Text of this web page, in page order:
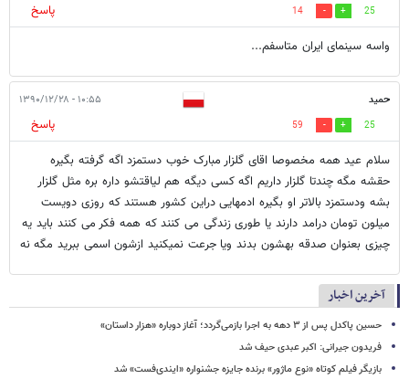
25
14
پاسخ
واسه سینمای ایران متاسفم...
حمید ۱۰:۵۵ - ۱۳۹۰/۱۲/۲۸
25
59
پاسخ
سلام عید همه مخصوصا اقای گلزار مبارک خوب دستمزد اگه گرفته بگیره
حقشه مگه چندتا گلزار داریم اگه کسی دیگه هم لیاقتشو داره بره مثل گلزار
بشه ودستمزد بالاتر او بگیره ادمهایی دراین کشور هستند که روزی دویست
میلون تومان درامد دارند یا طوری زندگی می کنند که همه فکر می کنند باید یه
چیزی بعنوان صدقه بهشون بدند ویا جرعت نمیکنید ازشون اسمی ببرید مگه نه
آخرین اخبار
حسین پاکدل پس از ۳ دهه به اجرا بازمی‌گردد؛ آغاز دوباره «هزار داستان»
فریدون جیرانی: اکبر عبدی حیف شد
بازیگر فیلم کوتاه «نوع ماژور» برنده جایزه جشنواره «ایندی‌فست» شد